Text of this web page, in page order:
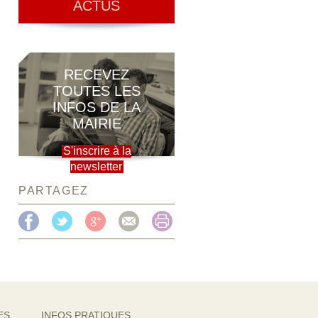
ACTUS
RECEVEZ
TOUTES LES
INFOS DE LA
MAIRIE
S'inscrire à la
newsletter
PARTAGEZ
INFOS PRATIQUES